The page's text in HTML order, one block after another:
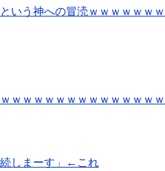
いう神への冒涜ｗｗｗｗｗｗｗ
ｗｗｗｗｗｗｗｗｗｗｗｗｗｗ
しまーす」←これ